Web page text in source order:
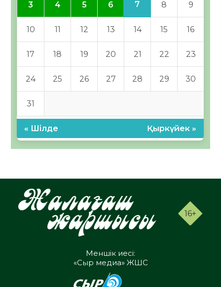
3 4 5 6 7 8 9
10 11 12 13 14 15 16
17 18 19 20 21 22 23
24 25 26 27 28 29 30
31
« Шілде Қыркүйек »
16+
Меншік иесі:
«Сыр медиа» ЖШС